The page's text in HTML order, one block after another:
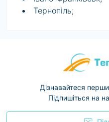
Тернопіль;
Дізнавайтеся
Підпишіться на